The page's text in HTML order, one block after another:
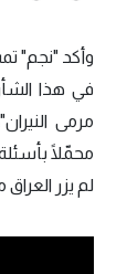
وأكد "نجم"
في هذا
محمّلًا
لم يزر العراق منذ 23